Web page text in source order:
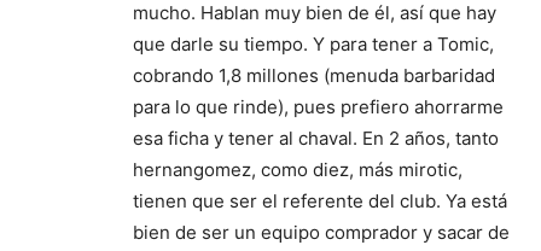
mucho. Hablan muy bien de él, así que hay
que darle su tiempo. Y para tener a Tomic,
cobrando 1,8 millones (menuda barbaridad
para lo que rinde), pues prefiero ahorrarme
esa ficha y tener al chaval. En 2 años, tanto
hernangomez, como diez, más mirotic,
tienen que ser el referente del club. Ya está
bien de ser un equipo comprador y sacar de